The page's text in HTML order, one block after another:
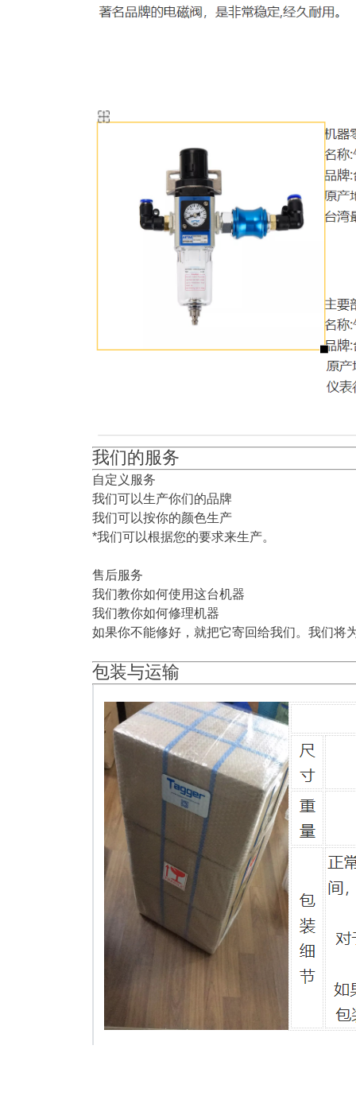
我们的服务
自定义服务
我们可以生产你们的品牌
我们可以按你的颜色生产
*我们可以根据您的要求来生产。
售后服务
我们教你如何使用这台机器
我们教你如何修理机器
如果你不能修好，就把它寄回给我们。我们将
包装与运输